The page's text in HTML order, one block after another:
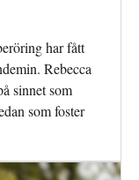
har fått
Rebecca
sinnet som
som foster